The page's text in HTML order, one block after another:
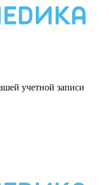
учетной записи